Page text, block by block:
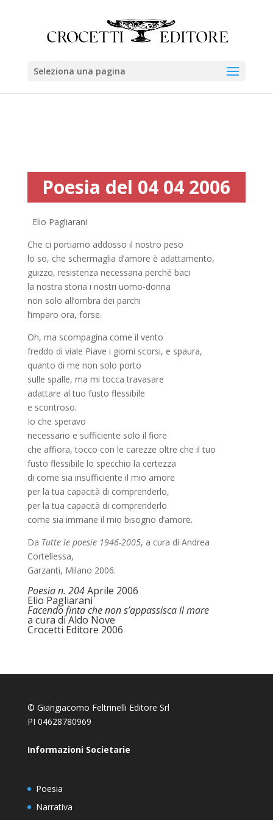
Seleziona una pagina
Poesia del 04 04 2006
Elio Pagliarani
Che ci portiamo addosso il nostro peso
lo so, che schermaglia d’amore è adattamento,
guizzo, resistenza necessaria perché baci
la nostra storia i nostri uomo-donna
non solo all’ombra dei parchi
l’imparo ora, forse.
Oh, ma scompagina come il vento
freddo di viale Piave i giorni scorsi, e spaura,
quanto di me non solo porto
sulle spalle, ma mi tocca travasare
adattare al tuo fusto flessibile
e scontroso.
Io che speravo
necessario e sufficiente solo il fiore
che affiora, tocco con le carezze oltre che il tuo
fusto flessibile lo specchio la certezza
di come sia insufficiente il mio amore
per la tua capacità di comprenderlo,
per la tua capacità di comprenderlo
come sia immane il mio bisogno d’amore.
Da Tutte le poesie 1946-2005, a cura di Andrea
Cortellessa,
Garzanti, Milano 2006.
Poesia n. 204Aprile 2006
Elio Pagliarani
Facendo finta che non s’appassisca il mare
a cura di Aldo Nove
Crocetti Editore 2006
© Giangiacomo Feltrinelli Editore Srl
PI 04628780969
Informazioni Societarie
Poesia
Narrativa